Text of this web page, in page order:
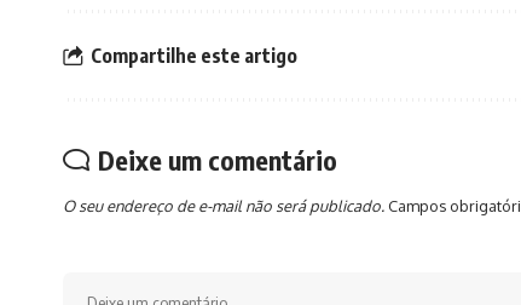
Compartilhe este artigo
Deixe um comentário
O seu endereço de e-mail não será publicado. Campos